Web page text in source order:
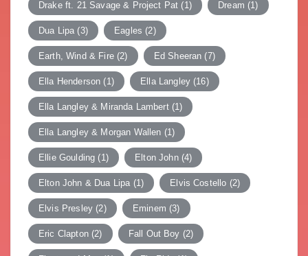
Drake ft. 21 Savage & Project Pat (1) Dream (1)
Dua Lipa (3) Eagles (2)
Earth, Wind & Fire(2) Ed Sheeran (7)
Ella Henderson (1) Ella Langley(16)
Ella Langley & Miranda Lambert(1)
Ella Langley & Morgan Wallen (1)
Ellie Goulding (1) Elton John(4)
Elton John & Dua Lipa (1) Elvis Costello (2)
Elvis Presley (2) Eminem (3)
Eric Clapton(2) Fall Out Boy (2)